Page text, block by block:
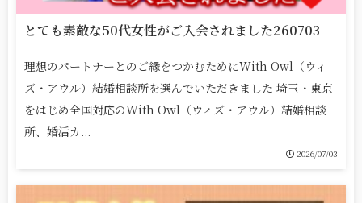
とても素敵な50代女性がご入会されました260703
理想のパートナーとのご縁をつかむためにWith Owl（ウィ
ズ・アウル）結婚相談所を選んでいただきました 埼玉・東京
をはじめ全国対応のWith Owl（ウィズ・アウル）結婚相談
所、婚活カ...
2026/07/03